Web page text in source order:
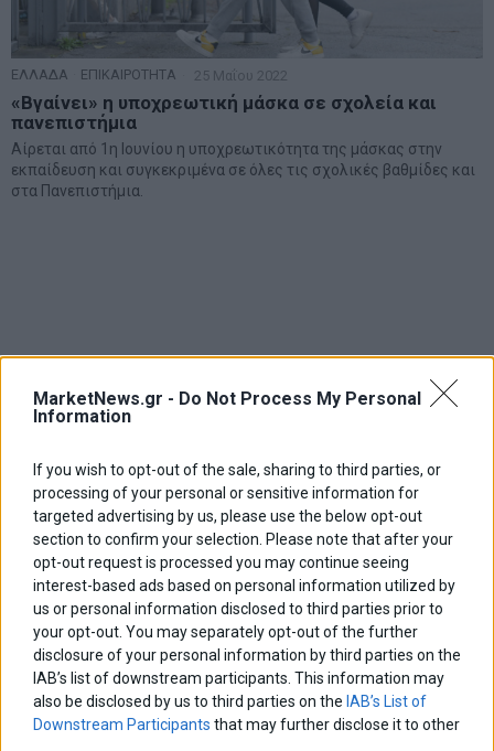
MarketNews.gr - Do Not Process My Personal
Information
If you wish to opt-out of the sale, sharing to third parties, or
processing of your personal or sensitive information for
targeted advertising by us, please use the below opt-out
section to confirm your selection. Please note that after your
opt-out request is processed you may continue seeing
interest-based ads based on personal information utilized by
us or personal information disclosed to third parties prior to
your opt-out. You may separately opt-out of the further
disclosure of your personal information by third parties on the
IAB’s list of downstream participants. This information may
also be disclosed by us to third parties on the IAB’s List of
Downstream Participants that may further disclose it to other
ΕΛΛΑΔΑ ΕΠΙΚΑΙΡΟΤΗΤΑ 25 Μαΐου 2022
«Βγαίνει» η υποχρεωτική μάσκα σε σχολεία και
πανεπιστήμια
Αίρεται από 1η Ιουνίου η υποχρεωτικότητα της μάσκας στην
εκπαίδευση και συγκεκριμένα σε όλες τις σχολικές βαθμίδες και
στα Πανεπιστήμια.